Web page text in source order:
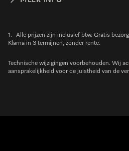
1.
Alle prijzen zijn inclusief btw. Gratis
Klarna in 3 termijnen, zonder rente.
Technische wijzigingen voorbehouden. Wij
aansprakelijkheid voor de juistheid van de